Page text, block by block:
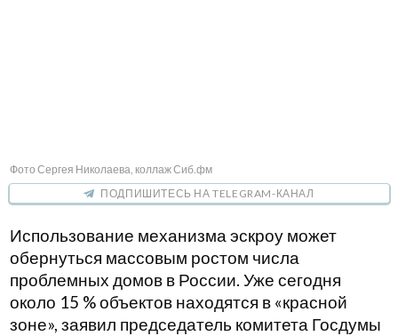
Фото Сергея Николаева, коллаж Сиб.фм
ПОДПИШИТЕСЬ НА TELEGRAM-КАНАЛ
Использование механизма эскроу может
обернуться массовым ростом числа
проблемных домов в России. Уже сегодня
около 15 % объектов находятся в «красной
зоне», заявил председатель комитета Госдумы